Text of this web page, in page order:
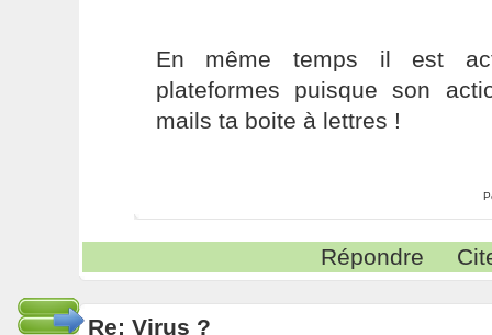
En même temps il est
plateformes puisque son
mails ta boite à lettres !
Répondre
Re: Virus ?